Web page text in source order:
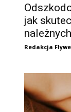
jak
Redakcja